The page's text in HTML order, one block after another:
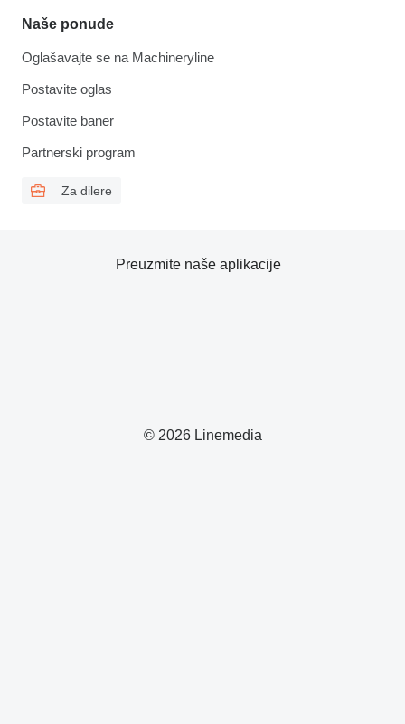
Naše ponude
Oglašavajte se na Machineryline
Postavite oglas
Postavite baner
Partnerski program
Za dilere
© 2026 Linemedia
Preuzmite naše aplikacije